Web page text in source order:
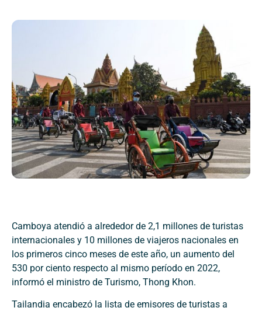
Camboya atendió a alrededor de 2,1 millones de turistas
internacionales y 10 millones de viajeros nacionales en
los primeros cinco meses de este año, un aumento del
530 por ciento respecto al mismo período en 2022,
informó el ministro de Turismo, Thong Khon.
Tailandia encabezó la lista de emisores de turistas a